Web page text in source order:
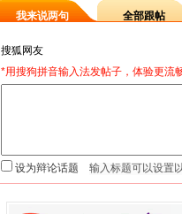
我来说两句 全部跟帖
*用搜狗拼音输入法发帖子，体验更流
设为辩论话题